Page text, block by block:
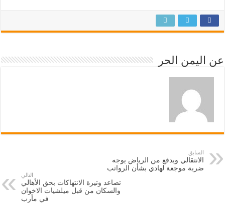
عن اليمن الحر
السابق
الانتقالي وبدفع من الرياض يوجه
ضربة موجعة لهادي بشأن الرواتب
التالي
تصاعد وتيرة الانتهاكات بحق الأهالي
والسكان من قبل ميلشيات الاخوان
في مأرب